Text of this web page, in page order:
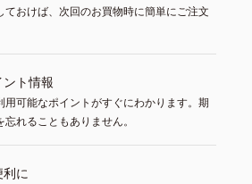
おけば、次回のお買物時に簡単にご注文
ト情報
可能なポイントがすぐにわかります。期
れることもありません。
に